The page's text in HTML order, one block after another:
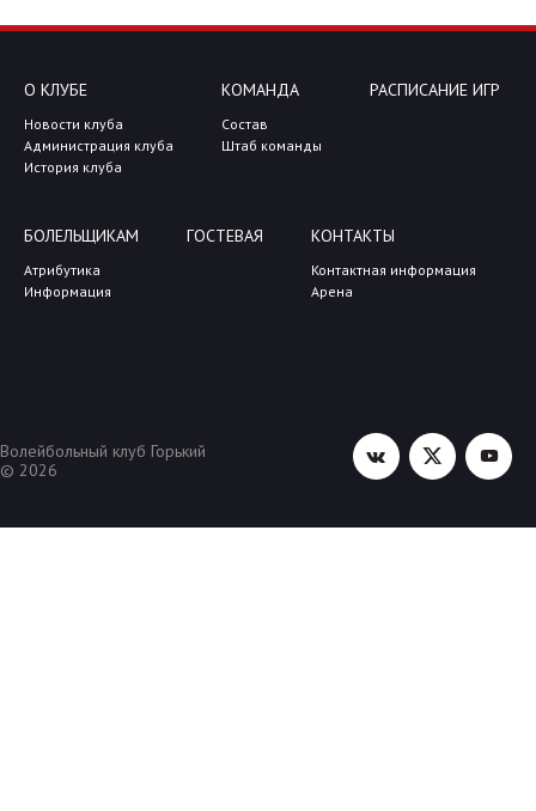
О КЛУБЕ
Новости клуба
Администрация клуба
История клуба
КОМАНДА
Состав
Штаб команды
РАСПИСАНИЕ ИГР
БОЛЕЛЬЩИКАМ
Атрибутика
Информация
ГОСТЕВАЯ КОНТАКТЫ
Контактная информация
Арена
Волейбольный клуб Горький
© 2026